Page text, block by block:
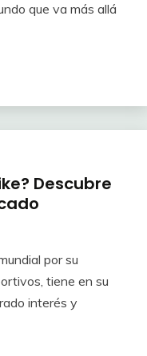
que va más allá
Descubre
por su
tiene en su
interés y